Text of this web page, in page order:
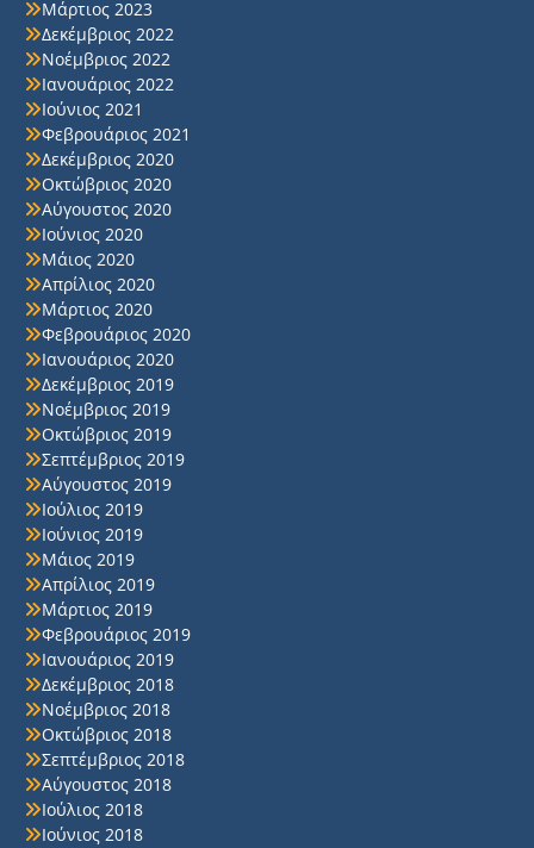
Μάρτιος 2023
Δεκέμβριος 2022
Νοέμβριος 2022
Ιανουάριος 2022
Ιούνιος 2021
Φεβρουάριος 2021
Δεκέμβριος 2020
Οκτώβριος 2020
Αύγουστος 2020
Ιούνιος 2020
Μάιος 2020
Απρίλιος 2020
Μάρτιος 2020
Φεβρουάριος 2020
Ιανουάριος 2020
Δεκέμβριος 2019
Νοέμβριος 2019
Οκτώβριος 2019
Σεπτέμβριος 2019
Αύγουστος 2019
Ιούλιος 2019
Ιούνιος 2019
Μάιος 2019
Απρίλιος 2019
Μάρτιος 2019
Φεβρουάριος 2019
Ιανουάριος 2019
Δεκέμβριος 2018
Νοέμβριος 2018
Οκτώβριος 2018
Σεπτέμβριος 2018
Αύγουστος 2018
Ιούλιος 2018
Ιούνιος 2018